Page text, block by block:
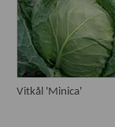
Vitkål 'Minica'